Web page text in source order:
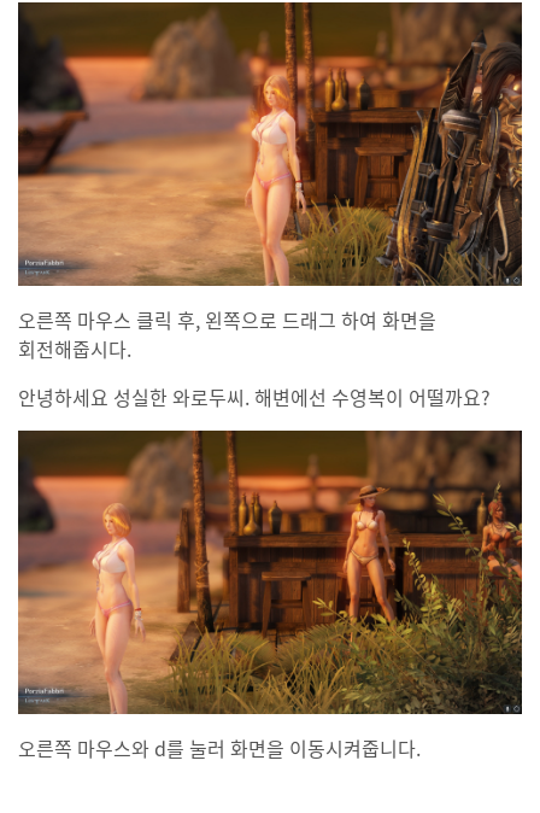
오른쪽 마우스 클릭 후, 왼쪽으로 드래그 하여 화면을
회전해줍시다.
안녕하세요 성실한 와로두씨. 해변에선 수영복이 어떨까요?
오른쪽 마우스와 d를 눌러 화면을 이동시켜줍니다.